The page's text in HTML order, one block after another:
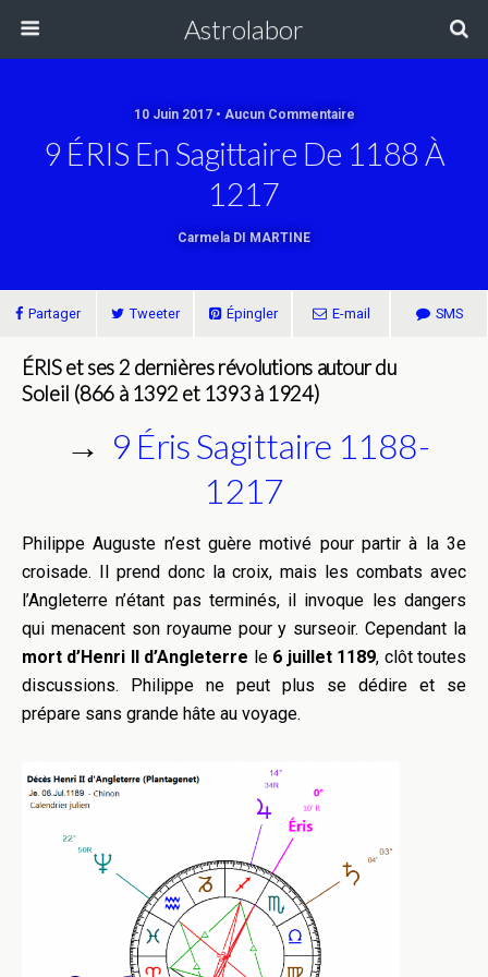
Astrolabor
10 Juin 2017 • Aucun Commentaire
9 ÉRIS En Sagittaire De 1188 À
1217
Carmela DI MARTINE
Partager Tweeter Épingler E-mail SMS
ÉRIS et ses 2 dernières révolutions autour du
Soleil (866 à 1392 et1393 à 1924)
→ 9 Éris Sagittaire 1188-
1217
Philippe Auguste n’est guère motivé pour partir à la 3e
croisade. Il prend donc la croix, mais les combats avec
l’Angleterre n’étant pas terminés, il invoque les dangers
qui menacent son royaume pour y surseoir. Cependant la
mort d’Henri II d’Angleterre le 6 juillet 1189, clôt toutes
discussions. Philippe ne peut plus se dédire et se
prépare sans grande hâte au voyage.